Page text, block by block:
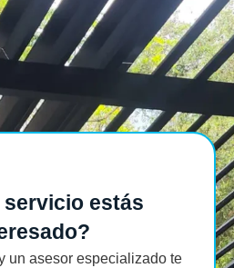
servicio estás
un asesor especializado te